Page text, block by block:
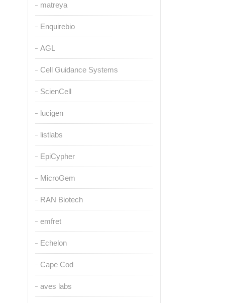
matreya
Enquirebio
AGL
Cell Guidance Systems
ScienCell
lucigen
listlabs
EpiCypher
MicroGem
RAN Biotech
emfret
Echelon
Cape Cod
aves labs